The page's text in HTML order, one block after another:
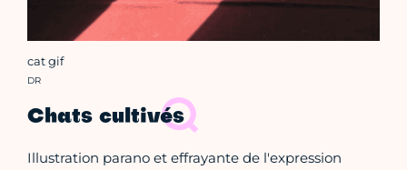
cat gif
Crédit photo :
DR
Chats cultivés
Illustration parano et effrayante de l'expression